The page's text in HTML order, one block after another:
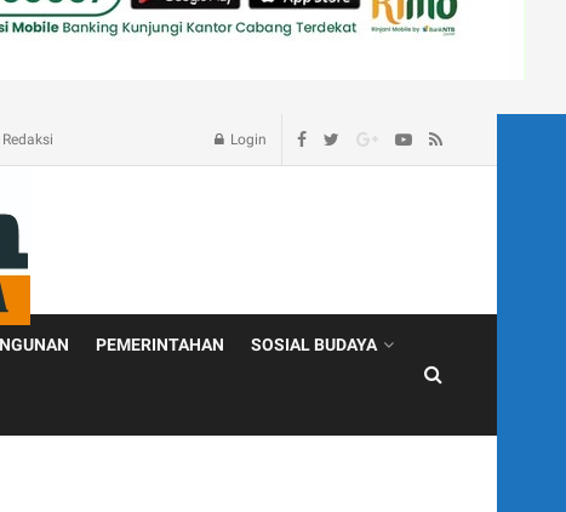
Redaksi Login
PEMERINTAHAN SOSIAL BUDAYA